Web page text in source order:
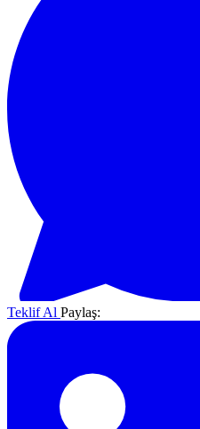
Teklif Al Paylaş: